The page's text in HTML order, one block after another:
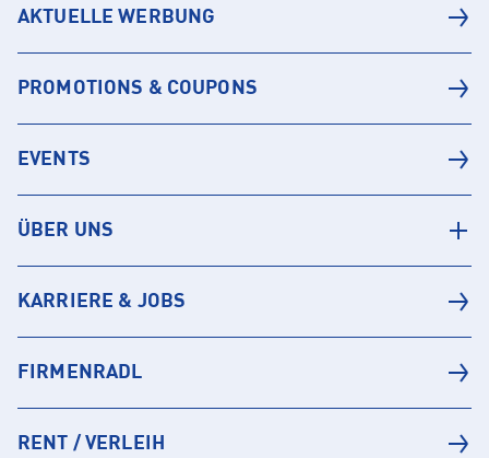
AKTUELLE WERBUNG
PROMOTIONS & COUPONS
EVENTS
ÜBER UNS
KARRIERE & JOBS
FIRMENRADL
RENT / VERLEIH